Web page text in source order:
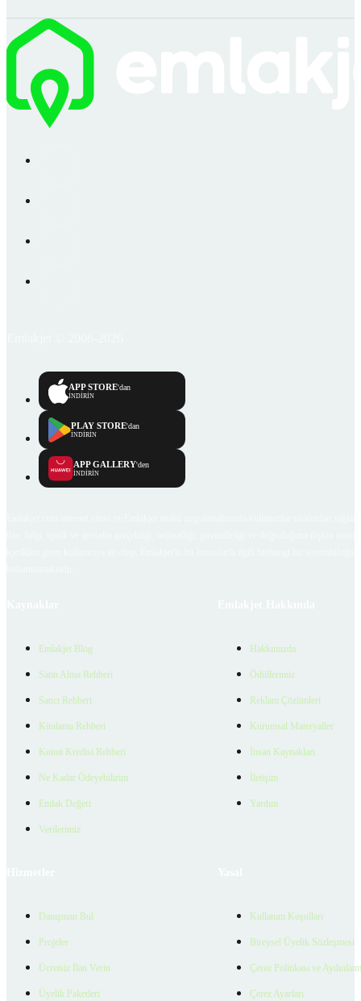
APP STORE'dan
İNDİRİN
PLAY STORE'dan
İNDİRİN
APP GALLERY'den
İNDİRİN
Emlakjet Blog
Satın Alma Rehberi
Satıcı Rehberi
Kiralama Rehberi
Konut Kredisi Rehberi
Ne Kadar Ödeyebilirim
Emlak Değeri
Verilerimiz
Hakkımızda
Ödüllerimiz
Reklam Çözümleri
Kurumsal Materyaller
İnsan Kaynakları
İletişim
Yardım
Danışman Bul
Projeler
Ücretsiz İlan Verin
Üyelik Paketleri
Kullanım Koşulları
Bireysel Üyelik Sözleşmesi
Çerez Politikası ve
Çerez Ayarları